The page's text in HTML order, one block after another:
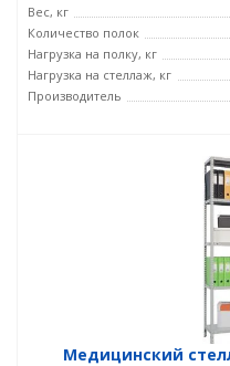
Вес, кг
Количество полок
Нагрузка на полку, кг
Нагрузка на стеллаж, кг
Производитель
Медицинский